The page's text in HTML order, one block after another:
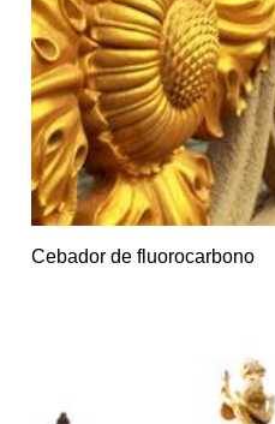
Cebador de fluorocarbono